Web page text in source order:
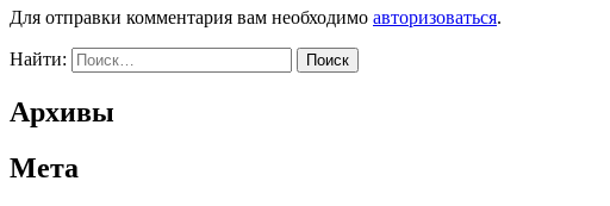
Для отправки комментария вам необходимо авторизоваться.
Найти:
Архивы
Мета